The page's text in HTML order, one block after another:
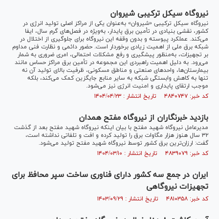
نیروگاه سیکل ترکیبی شیروان
نیروگاه سیکل ترکیبی «شیروان» به‌عنوان یکی از مراکز اصلی تولید انرژی در
کشور، نقشی بنیادی در تأمین برق پایدار، به‌ویژه در فصل‌های گرم سال، ایفا
می‌کند. عملکرد پیوسته و بدون وقفه این نیروگاه برای جلوگیری از اختلال در
شبکه برق ملی از اهمیت زیادی برخوردار است. حضور دائمی و نظارت فنی مداوم
بر تجهیزات، به‌منظور پیشگیری و رفع مشکلات احتمالی، امری ضروری به شمار
می‌رود. به دلیل اهمیت راهبردی این مجموعه در تأمین برق مراکز حساس مانند
بیمارستان‌ها، واحد‌های صنعتی و مناطق مسکونی، ظرفیت بالای تولید آن نه
تنها به کاهش وابستگی شبکه به سایر منابع جایگزین کمک می‌کند، بلکه
موجب ارتقای پایداری و امنیت انرژی نیز می‌شود.
کد خبر: ۴۸۴۰۷۴۷ تاریخ انتشار : ۱۴۰۴/۰۴/۲۳
بازدید خبرنگاران از نیروگاه مفتح همدان
مدیرعامل نیروگاه شهید مفتح با بیان اینکه نیروگاه شهید مفتح بعد از گذشت
۳۲ سال هنوز هزار مگاوات برق را تولید کرده و افت و تلفاتی نداشته است،
گفت: ارزان‌ترین برق کشور توسط نیروگاه شهید مفتح تولید می‌شود.
کد خبر: ۴۸۳۹۰۷۹ تاریخ انتشار : ۱۴۰۴/۰۳/۱۰
ایران در جمع سه کشور دارای فناوری ساخت سپر محافظ برای
تجهیزات نیروگاهی
کد خبر: ۴۸۱۰۳۵۸ تاریخ انتشار : ۱۴۰۳/۰۹/۲۹